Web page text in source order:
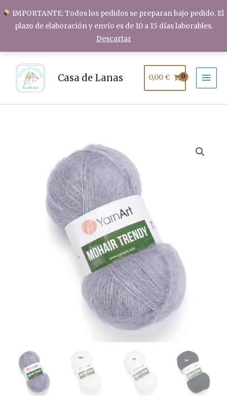
IMPORTANTE: Todos los pedidos se preparan bajo pedido. El
plazo de elaboración y envío es de 10 a 15 días laborables.
Descartar
contenido
Casa de Lanas 0,00€